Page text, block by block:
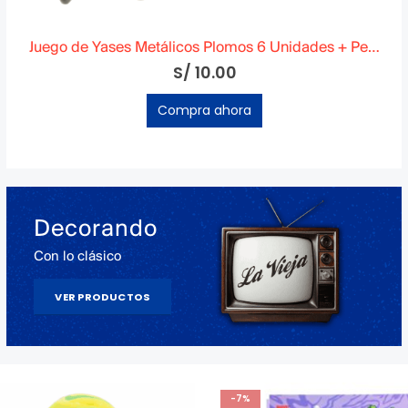
Juego de Yases Metálicos Plomos 6 Unidades + Pelota de Goma (En Bolsita Lista para Regalar)
S/ 10.00
Compra ahora
Muñeca Sonricita | Vintage
S/150.00
Compra ahora
Decorando
Con lo clásico
VER PRODUCTOS
-7%